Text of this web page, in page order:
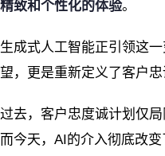
精致和个性化的体验。
生成式人工智能正引领这
望，更是重新定义了客户忠
过去，客户忠度诚计划仅
而今天，AI的介入彻底改